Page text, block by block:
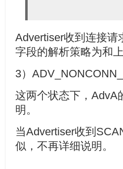
Advertiser收到连接
字段的解析策略为和
3）
这两个状态下，AdvA
明。
当Advertiser收到
似，不再详细说明。